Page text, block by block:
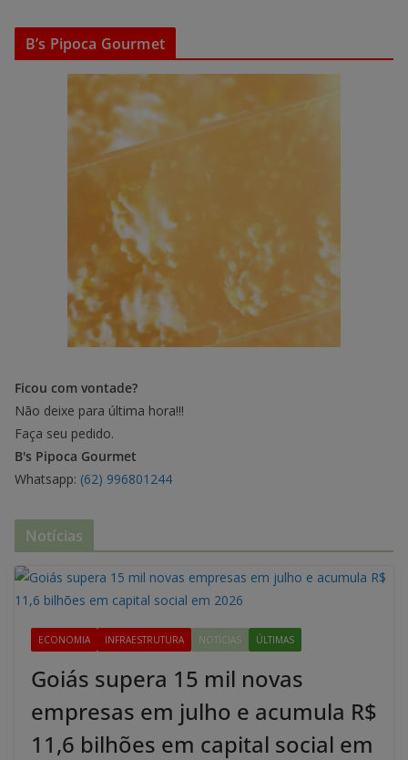
B’s Pipoca Gourmet
Ficou com vontade?
Não deixe para última hora!!!
Faça seu pedido.
B's Pipoca Gourmet
Whatsapp: (62) 996801244
Notícias
ECONOMIA INFRAESTRUTURA NOTÍCIAS ÚLTIMAS
Goiás supera 15 mil novas
empresas em julho e acumula R$
11,6 bilhões em capital social em